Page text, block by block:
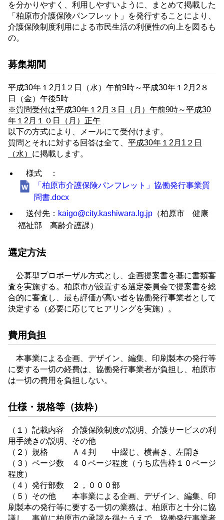
を分かりやすく、利用しやすいように、まとめて掲載した
「柏原市介護保険パンフレット」を発行することにより、
介護保険制度利用による市民生活の利便性の向上を図るも
の。
募集期間
平成30年１2月1２日（水）午前9時～平成30年１2月2８
日（金）午後5時
※質問受付は平成30年１2月３日（月）午前9時～平成30
年１2月１０日（月）正午
以下の方式により、メールにて受付けます。
質問とそれに対する回答は全て、 平成30年１2月1２日
（水） に掲載します。
様式 ：
「柏原市介護保険パンフレット」協働発行事業質
問書.docx
送付先： kaigo@city.kashiwara.lg.jp （柏原市 健康
福祉部 高齢介護課）
選定方法
公募型プロポーザル方式とし、企画提案書を基に書類審
査を実施する。柏原市が設置する選定委員会で提案書を総
合的に審査し、最も評価が高い者を協働発行事業者として
決定する（必要に応じてヒアリングを実施）。
費用負担
本事業による企画、デザイン、編集、印刷製本の発行等
に要する一切の経費は、協働発行事業者が負担し、柏原市
は一切の費用を負担しない。
仕様・規格等（抜粋）
（１）記載内容 介護保険制度の説明、介護サービスの利
用手続きの説明、その他
（２）規格 Ａ４判 中綴じ、横書き、左開き
（３）ページ数 ４０ページ程度（うち広告枠１０ページ
程度）
（４）発行部数 ２，０００部
（５）その他 本事業による企画、デザイン、編集、印
刷製本の発行等に要する一切の業務は、柏原市と十分に協
議し、事前に柏原市の承認を得たうえで、協働発行事業者